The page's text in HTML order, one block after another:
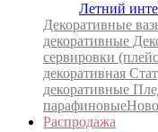
Летний
Декоративные
декоративные
сервировки
декоративная
декоративные
парафиновые
Распродажа